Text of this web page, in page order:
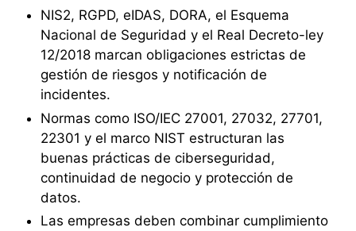
NIS2, RGPD, eIDAS, DORA, el Esquema
Nacional de Seguridad y el Real Decreto-ley
12/2018 marcan obligaciones estrictas de
gestión de riesgos y notificación de
incidentes.
Normas como ISO/IEC 27001, 27032, 27701,
22301 y el marco NIST estructuran las
buenas prácticas de ciberseguridad,
continuidad de negocio y protección de
datos.
Las empresas deben combinar cumplimiento